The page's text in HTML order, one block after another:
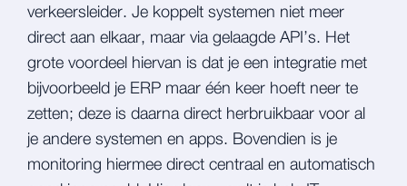
verkeersleider. Je koppelt systemen niet meer
direct aan elkaar, maar via gelaagde API’s. Het
grote voordeel hiervan is dat je een integratie met
bijvoorbeeld je ERP maar één keer hoeft neer te
zetten; deze is daarna direct herbruikbaar voor al
je andere systemen en apps. Bovendien is je
monitoring hiermee direct centraal en automatisch